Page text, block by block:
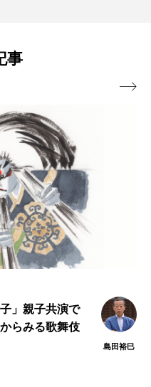
事
」親子共演で
らみる歌舞伎
島田裕巳
